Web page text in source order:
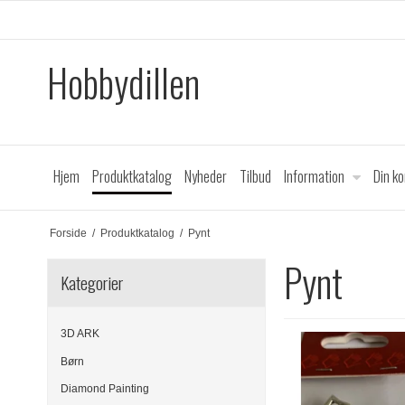
Hobbydillen
Hjem Produktkatalog Nyheder Tilbud Information Din
Forside / Produktkatalog / Pynt
Kategorier
3D ARK
Børn
Diamond Painting
Pynt